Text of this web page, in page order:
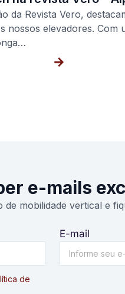
da Revista Vero,
nossos elevadores. Com
e-mails
mobilidade vertical e
E-mail
de